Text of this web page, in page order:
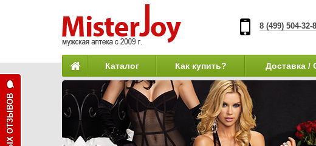
8 (499) 504-32-
Каталог Как купить? Доставка /